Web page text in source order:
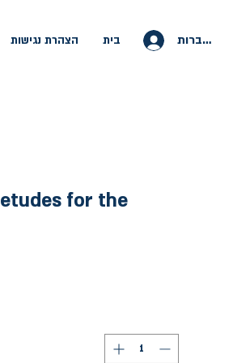
בית הצהרת נגישות להתחברות
for the